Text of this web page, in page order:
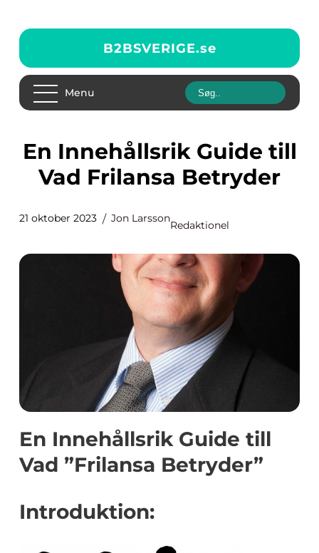
B2BSVERIGE.se
Menu
En Innehållsrik Guide till
Vad Frilansa Betryder
21 oktober 2023 Jon Larsson
Redaktionel
En Innehållsrik Guide till
Vad ”Frilansa Betryder”
Introduktion: